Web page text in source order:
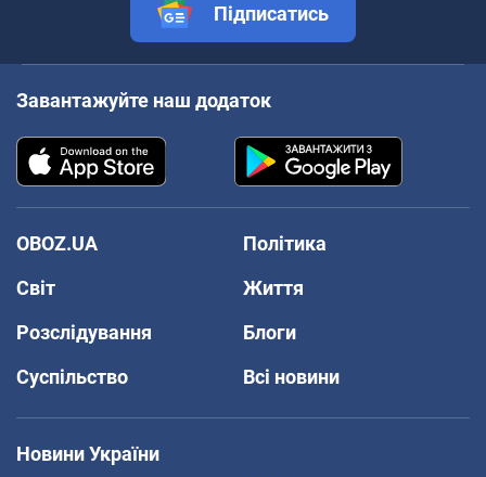
Підписатись
Завантажуйте наш додаток
OBOZ.UA
Політика
Світ
Життя
Розслідування
Блоги
Суспільство
Всі новини
Новини України